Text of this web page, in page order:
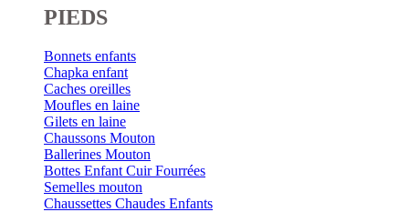
PIEDS
Bonnets enfants
Chapka enfant
Caches oreilles
Moufles en laine
Gilets en laine
Chaussons Mouton
Ballerines Mouton
Bottes Enfant Cuir Fourrées
Semelles mouton
Chaussettes Chaudes Enfants